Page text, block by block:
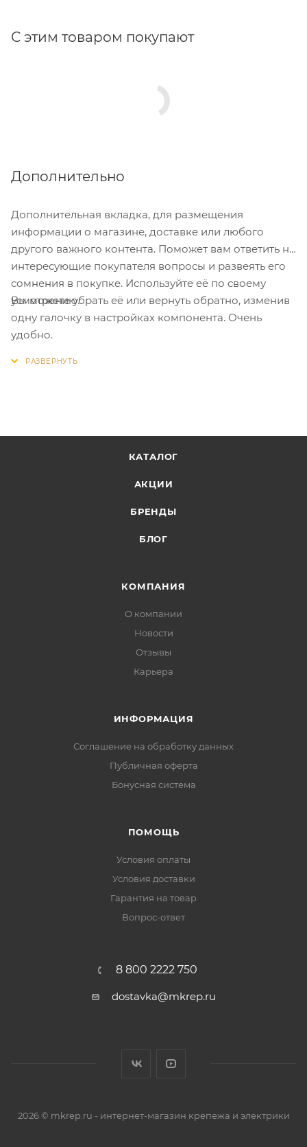
С этим товаром покупают
Дополнительно
Дополнительная вкладка, для размещения
информации о магазине, доставке или любого
другого важного контента. Поможет вам ответить на
интересующие покупателя вопросы и развеять его
сомнения в покупке. Используйте её по своему
усмотрению.
Вы можете убрать её или вернуть обратно, изменив
одну галочку в настройках компонента. Очень
удобно.
КАТАЛОГ
АКЦИИ
БРЕНДЫ
БЛОГ
КОМПАНИЯ
О компании
Новости
Отзывы
Карьера
ИНФОРМАЦИЯ
Соглашение на обработку данных
Публичная оферта
Бонусная система
ПОМОЩЬ
Условия оплаты
Условия доставки
Гарантия на товар
Вопрос-ответ
8 800 2222 750
dostavka@mkrep.ru
2026 © mkrep.ru - интернет-магазин крепежа и электрики